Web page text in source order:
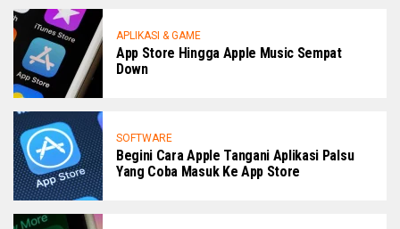
APLIKASI & GAME
App Store Hingga Apple Music Sempat
Down
SOFTWARE
Begini Cara Apple Tangani Aplikasi Palsu
Yang Coba Masuk Ke App Store